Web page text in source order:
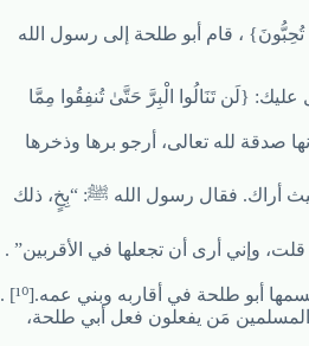
تُحِبُّونَ} ، قام أبو طلحة إلى رسول الله
{لَن تَنَالُوا الْبِرَّ حَتَّىٰ تُنفِقُوا مِمَّا
صدقة لله تعالى، أرجو برها وذخرها
أراك. فقال رسول الله ﷺ: “بِخٍ، ذلك
وإني أرى أن تجعلها في الأقربين” .
أبو طلحة في أقاربه وبني عمه.[¹⁰] .
مَن يفعلون فعل أبي طلحة،